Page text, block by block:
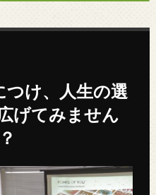
つけ、人生の選
げてみません